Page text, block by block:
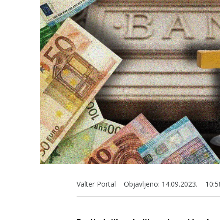
Valter Portal Objavljeno: 14.09.2023.